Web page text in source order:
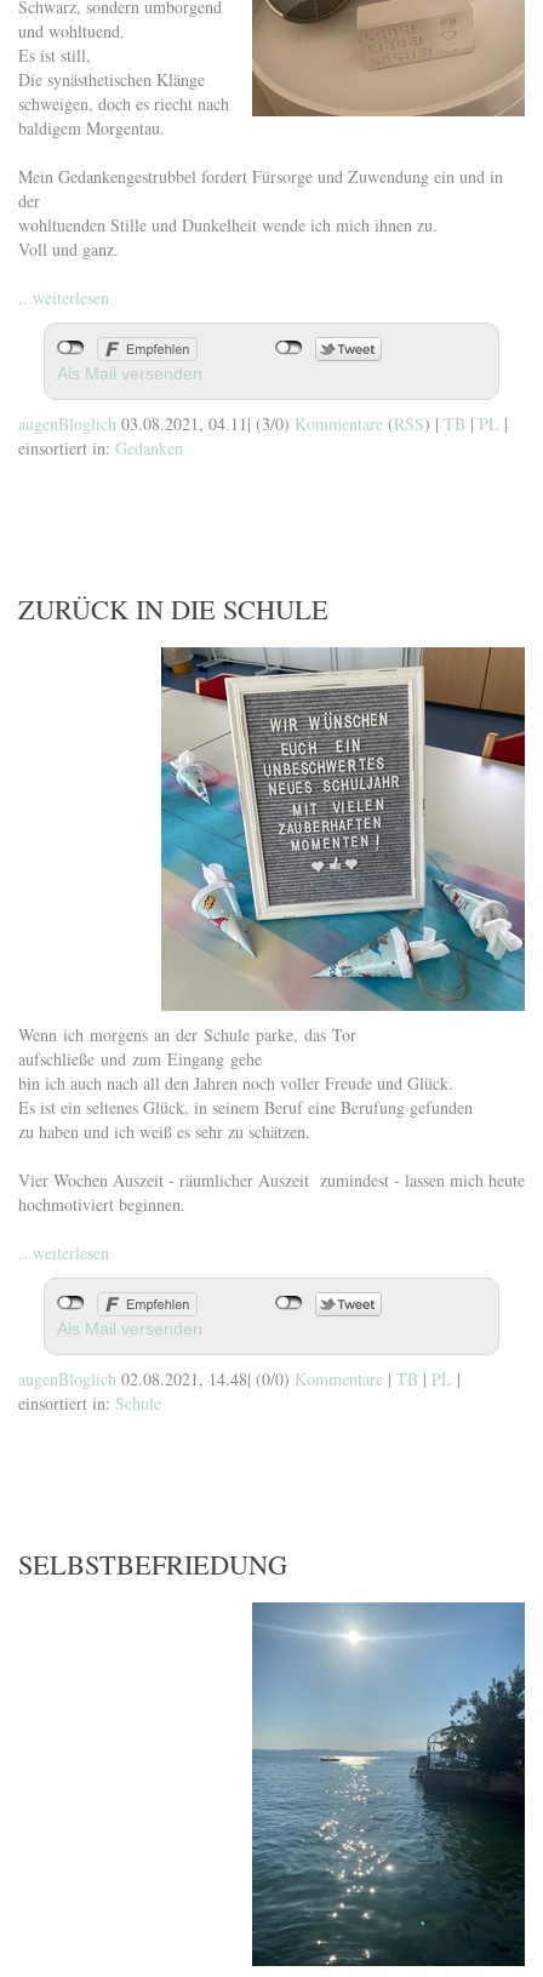
Schwarz, sondern umborgend
und wohltuend.
Es ist still,
Die synästhetischen Klänge
schweigen, doch es riecht nach
baldigem Morgentau.
Mein Gedankengestrubbel fordert Fürsorge und Zuwendung ein und in
der
wohltuenden Stille und Dunkelheit wende ich mich ihnen zu.
Voll und ganz.
...weiterlesen
Als Mail versenden
augenBloglich 03.08.2021, 04.11| (3/0) Kommentare (RSS) | TB | PL |
einsortiert in: Gedanken
ZURÜCK IN DIE SCHULE
Wenn ich morgens an der Schule parke, das Tor
aufschließe und zum Eingang gehe
bin ich auch nach all den Jahren noch voller Freude und Glück.
Es ist ein seltenes Glück, in seinem Beruf eine Berufung gefunden
zu haben und ich weiß es sehr zu schätzen.
Vier Wochen Auszeit - räumlicher Auszeit zumindest - lassen mich heute
hochmotiviert beginnen.
...weiterlesen
Als Mail versenden
augenBloglich 02.08.2021, 14.48| (0/0) Kommentare | TB | PL |
einsortiert in: Schule
SELBSTBEFRIEDUNG